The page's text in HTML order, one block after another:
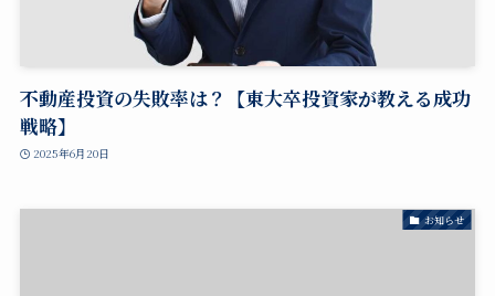
不動産投資の失敗率は？【東大卒投資家が教える成功
戦略】
2025年6月20日
お知らせ